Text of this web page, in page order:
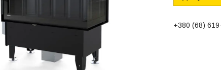
+380 (68)